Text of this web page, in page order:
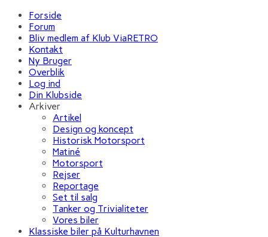
Forside
Forum
Bliv medlem af Klub ViaRETRO
Kontakt
Ny Bruger
Overblik
Log ind
Din Klubside
Arkiver
Artikel
Design og koncept
Historisk Motorsport
Matiné
Motorsport
Rejser
Reportage
Set til salg
Tanker og Trivialiteter
Vores biler
Klassiske biler på Kulturhavnen